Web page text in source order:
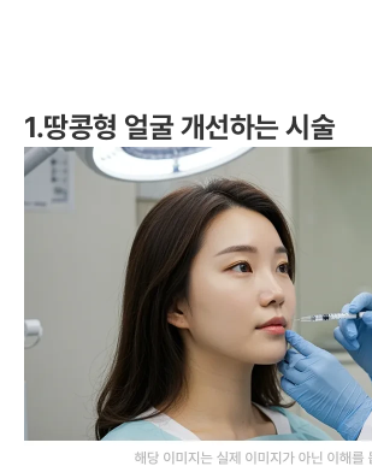
1.땅콩형 얼굴 개선하는 시술